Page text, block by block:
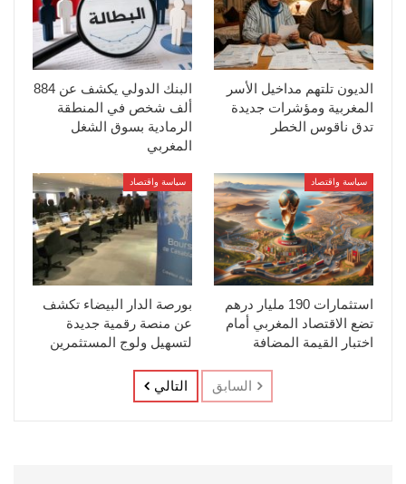
الديون تلتهم مداخيل الأسر
المغربية ومؤشرات جديدة
تدق ناقوس الخطر
البنك الدولي يكشف عن 884
ألف شخص في المنطقة
الرمادية بسوق الشغل
المغربي
سياسة واقتصاد
استثمارات 190 مليار درهم
تضع الاقتصاد المغربي أمام
اختبار القيمة المضافة
سياسة واقتصاد
بورصة الدار البيضاء تكشف
عن منصة رقمية جديدة
لتسهيل ولوج المستثمرين
السابق التالي